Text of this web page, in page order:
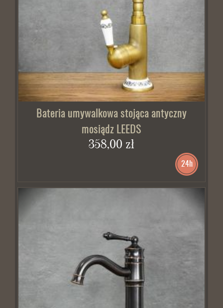
Bateria umywalkowa stojąca antyczny
mosiądz LEEDS
358,00 zł
24h